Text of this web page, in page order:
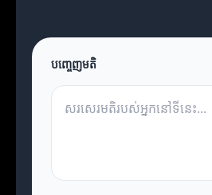
បញ្ចេញមតិ